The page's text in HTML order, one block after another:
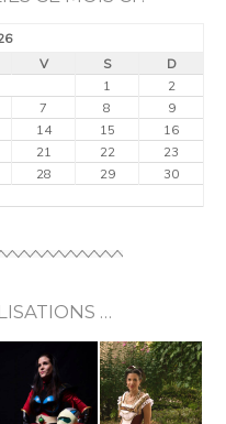
V S
D
1
2
7 8
9
14 15
16
21 22
23
28 29
30
…